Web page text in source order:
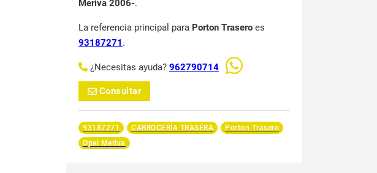
Meriva 2006-.
La referencia principal para Porton Trasero es
93187271 .
¿Necesitas ayuda? 962790714
Consultar
93187271 CARROCERÍA TRASERA
Porton Trasero
Opel Meriva